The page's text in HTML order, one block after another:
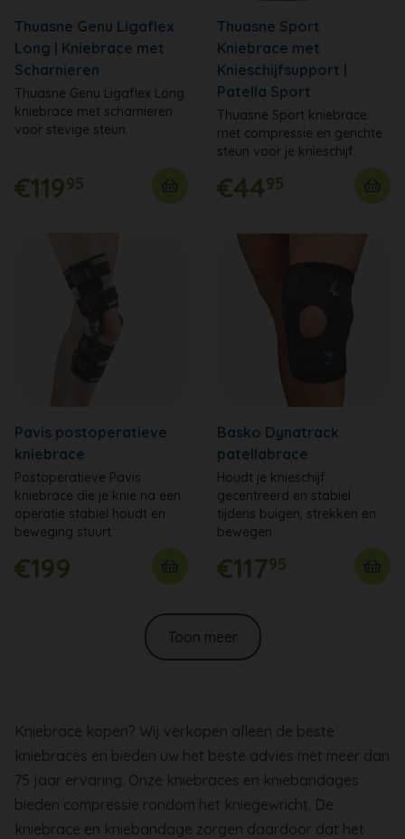
Thuasne Genu Ligaflex
Long | Kniebrace met
Scharnieren
Thuasne Genu Ligaflex Long
kniebrace met scharnieren
voor stevige steun.
€11995
Thuasne Sport
Kniebrace met
Knieschijfsupport |
Patella Sport
Thuasne Sport kniebrace
met compressie en gerichte
steun voor je knieschijf.
€4495
Pavis postoperatieve
kniebrace
Postoperatieve Pavis
kniebrace die je knie na een
operatie stabiel houdt en
beweging stuurt.
€199
Basko Dynatrack
patellabrace
Houdt je knieschijf
gecentreerd en stabiel
tijdens buigen, strekken en
bewegen.
€11795
Toon meer
Kniebrace kopen? Wij verkopen alleen de beste
kniebraces en bieden uw het beste advies met meer dan
75 jaar ervaring. Onze kniebraces en kniebandages
bieden compressie rondom het kniegewricht. De
kniebrace en kniebandage zorgen daardoor dat het